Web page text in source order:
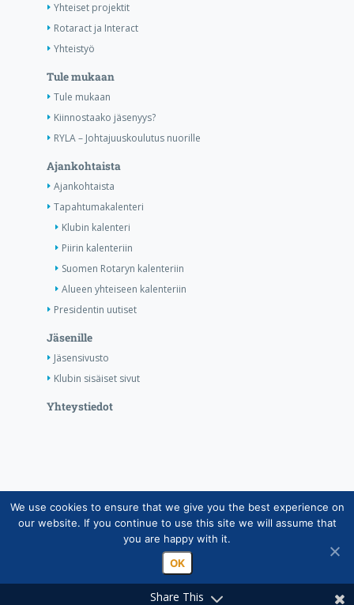
Yhteiset projektit
Rotaract ja Interact
Yhteistyö
Tule mukaan
Tule mukaan
Kiinnostaako jäsenyys?
RYLA – Johtajuuskoulutus nuorille
Ajankohtaista
Ajankohtaista
Tapahtumakalenteri
Klubin kalenteri
Piirin kalenteriin
Suomen Rotaryn kalenteriin
Alueen yhteiseen kalenteriin
Presidentin uutiset
Jäsenille
Jäsensivusto
Klubin sisäiset sivut
Yhteystiedot
Copyright © Suomen Rotarypalvelu ry 2026 |
Jäsentietojärjestelmän tietosuojaseloste| Henkilötietojen
käsittely Rotarytoiminnassa
Share This
We use cookies to ensure that we give you the best experience on
our website. If you continue to use this site we will assume that
you are happy with it.
OK